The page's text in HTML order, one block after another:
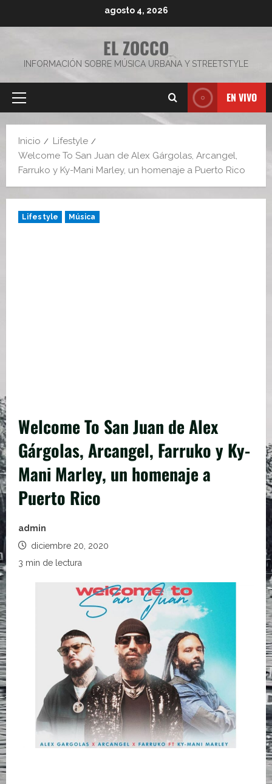
agosto 4, 2026
EL ZOCCO
INFORMACIÓN SOBRE MÚSICA URBANA Y STREETSTYLE
Menú
EN VIVO
Inicio
Lifestyle
Welcome To San Juan de Alex Gárgolas, Arcangel,
Farruko y Ky-Mani Marley, un homenaje a Puerto Rico
Lifestyle Música
Welcome To San Juan de Alex
Gárgolas, Arcangel, Farruko y Ky-
Mani Marley, un homenaje a
Puerto Rico
admin
diciembre 20, 2020
3 min de lectura